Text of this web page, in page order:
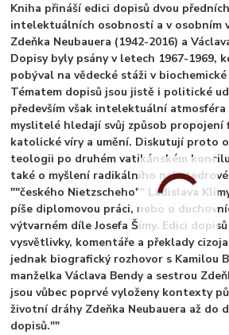
Kniha přináší edici dopisů dvou
intelektuálních osobností a v osobním
Zdeňka Neubauera (1942-2016) a
Dopisy byly psány v letech 1967-1969,
pobýval na vědecké stáži v
Tématem dopisů jsou jistě i politické
především však intelektuální atmosféra
myslitelé hledají svůj způsob propojení
katolické víry a umění. Diskutují proto
teologii po druhém vatikánském
také o myšlení radikálního
""českého Nietzscheho"" Ladislava
píše diplomovou práci, nebo o
výtvarném díle Josefa Šímy. Edici
vysvětlivky, komentáře a překlady
jednak biografický rozhovor s Kamilou
manželka Václava Bendy a sestrou
jsou vůbec poprvé vyloženy kontexty
životní dráhy Zdeňka Neubauera až do
dopisů.""